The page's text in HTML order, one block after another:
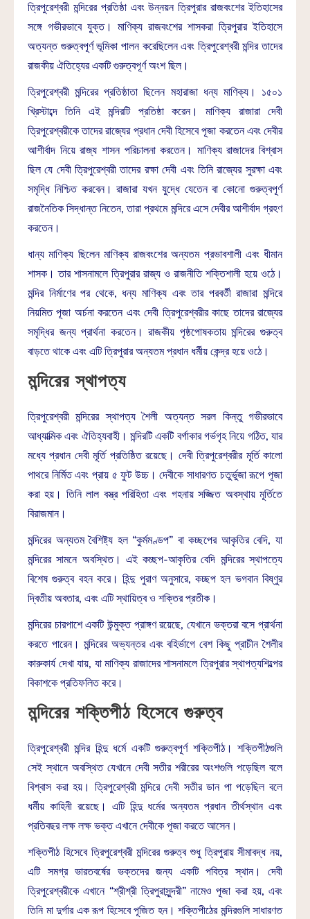
ত্রিপুরেশ্বরী মন্দিরের প্রতিষ্ঠা এবং উন্নয়ন ত্রিপুরার রাজবংশের ইতিহাসের
সঙ্গে গভীরভাবে যুক্ত। মাণিক্য রাজবংশের শাসকরা ত্রিপুরার ইতিহাসে
অত্যন্ত গুরুত্বপূর্ণ ভূমিকা পালন করেছিলেন এবং ত্রিপুরেশ্বরী মন্দির তাদের
রাজকীয় ঐতিহ্যের একটি গুরুত্বপূর্ণ অংশ ছিল।
ত্রিপুরেশ্বরী মন্দিরের প্রতিষ্ঠাতা ছিলেন মহারাজা ধন্য মাণিক্য। ১৫০১
খ্রিস্টাব্দে তিনি এই মন্দিরটি প্রতিষ্ঠা করেন। মাণিক্য রাজারা দেবী
ত্রিপুরেশ্বরীকে তাদের রাজ্যের প্রধান দেবী হিসেবে পূজা করতেন এবং দেবীর
আশীর্বাদ নিয়ে রাজ্য শাসন পরিচালনা করতেন। মাণিক্য রাজাদের বিশ্বাস
ছিল যে দেবী ত্রিপুরেশ্বরী তাদের রক্ষা দেবী এবং তিনি রাজ্যের সুরক্ষা এবং
সমৃদ্ধি নিশ্চিত করবেন। রাজারা যখন যুদ্ধে যেতেন বা কোনো গুরুত্বপূর্ণ
রাজনৈতিক সিদ্ধান্ত নিতেন, তারা প্রথমে মন্দিরে এসে দেবীর আশীর্বাদ গ্রহণ
করতেন।
ধান্য মাণিক্য ছিলেন মাণিক্য রাজবংশের অন্যতম প্রভাবশালী এবং ধীমান
শাসক। তার শাসনামলে ত্রিপুরার রাজ্য ও রাজনীতি শক্তিশালী হয়ে ওঠে।
মন্দির নির্মাণের পর থেকে, ধন্য মাণিক্য এবং তার পরবর্তী রাজারা মন্দিরে
নিয়মিত পূজা অর্চনা করতেন এবং দেবী ত্রিপুরেশ্বরীর কাছে তাদের রাজ্যের
সমৃদ্ধির জন্য প্রার্থনা করতেন। রাজকীয় পৃষ্ঠপোষকতায় মন্দিরের গুরুত্ব
বাড়তে থাকে এবং এটি ত্রিপুরার অন্যতম প্রধান ধর্মীয় কেন্দ্র হয়ে ওঠে।
মন্দিরের স্থাপত্য
ত্রিপুরেশ্বরী মন্দিরের স্থাপত্য শৈলী অত্যন্ত সরল কিন্তু গভীরভাবে
আধ্যাত্মিক এবং ঐতিহ্যবাহী। মন্দিরটি একটি বর্গাকার গর্ভগৃহ নিয়ে গঠিত, যার
মধ্যে প্রধান দেবী মূর্তি প্রতিষ্ঠিত রয়েছে। দেবী ত্রিপুরেশ্বরীর মূর্তি কালো
পাথরে নির্মিত এবং প্রায় ৫ ফুট উচ্চ। দেবীকে সাধারণত চতুর্ভুজা রূপে পূজা
করা হয়। তিনি লাল বস্ত্র পরিহিতা এবং গহনায় সজ্জিত অবস্থায় মূর্তিতে
বিরাজমান।
মন্দিরের অন্যতম বৈশিষ্ট্য হল “কুর্মমণ্ডপ” বা কচ্ছপের আকৃতির বেদি, যা
মন্দিরের সামনে অবস্থিত। এই কচ্ছপ-আকৃতির বেদি মন্দিরের স্থাপত্যে
বিশেষ গুরুত্ব বহন করে। হিন্দু পুরাণ অনুসারে, কচ্ছপ হল ভগবান বিষ্ণুর
দ্বিতীয় অবতার, এবং এটি স্থায়িত্ব ও শক্তির প্রতীক।
মন্দিরের চারপাশে একটি উন্মুক্ত প্রাঙ্গণ রয়েছে, যেখানে ভক্তরা বসে প্রার্থনা
করতে পারেন। মন্দিরের অভ্যন্তর এবং বহির্ভাগে বেশ কিছু প্রাচীন শৈলীর
কারুকার্য দেখা যায়, যা মাণিক্য রাজাদের শাসনামলে ত্রিপুরার স্থাপত্যশিল্পের
বিকাশকে প্রতিফলিত করে।
মন্দিরের শক্তিপীঠ হিসেবে গুরুত্ব
ত্রিপুরেশ্বরী মন্দির হিন্দু ধর্মে একটি গুরুত্বপূর্ণ শক্তিপীঠ। শক্তিপীঠগুলি
সেই স্থানে অবস্থিত যেখানে দেবী সতীর শরীরের অংশগুলি পড়েছিল বলে
বিশ্বাস করা হয়। ত্রিপুরেশ্বরী মন্দিরে দেবী সতীর ডান পা পড়েছিল বলে
ধর্মীয় কাহিনী রয়েছে। এটি হিন্দু ধর্মের অন্যতম প্রধান তীর্থস্থান এবং
প্রতিবছর লক্ষ লক্ষ ভক্ত এখানে দেবীকে পূজা করতে আসেন।
শক্তিপীঠ হিসেবে ত্রিপুরেশ্বরী মন্দিরের গুরুত্ব শুধু ত্রিপুরায় সীমাবদ্ধ নয়,
এটি সমগ্র ভারতবর্ষের ভক্তদের জন্য একটি পবিত্র স্থান। দেবী
ত্রিপুরেশ্বরীকে এখানে “শ্রীশ্রী ত্রিপুরাসুন্দরী” নামেও পূজা করা হয়, এবং
তিনি মা দুর্গার এক রূপ হিসেবে পূজিত হন। শক্তিপীঠের মন্দিরগুলি সাধারণত